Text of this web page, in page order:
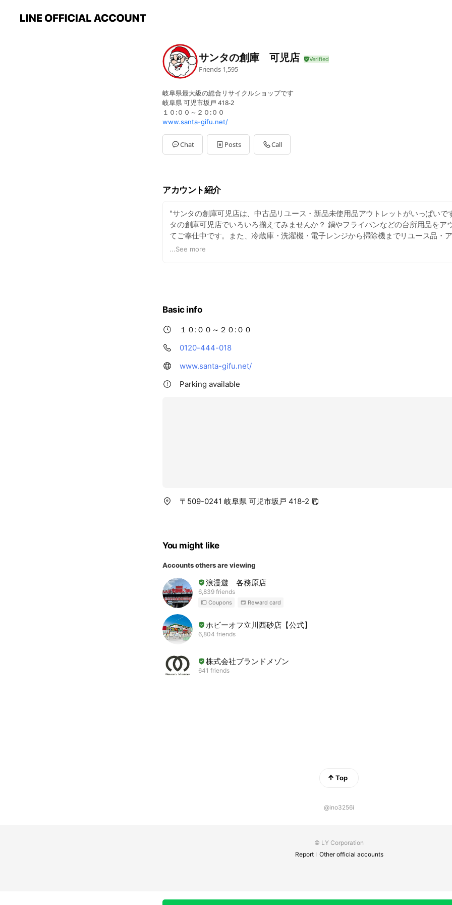
サンタの創庫 可児店
Friends 1,595
岐阜県最大級の総合リサイクルショップです
岐阜県 可児市坂戸 418-2
１０:００～２０:００
www.santa-gifu.net/
Chat Posts Call
アカウント紹介
"サンタの創庫可児店は、中古品リユース・新品未使用品アウトレットがいっぱいで
タの創庫可児店でいろいろ揃えてみませんか？ 鍋やフライパンなどの台所用品をア
てご奉仕中です。また、冷蔵庫・洗濯機・電子レンジから掃除機までリユース品・
取り揃えております。 また、キッチンボード・ダイニングテーブルセットやチェス
ております。 基本家電は製造７年以内のお品・家具は新品ご購入後１０年以内のお
だいております。 （破損品や付属品の欠品・色やけ・特殊な物などはご遠慮いたし
かには、見させて頂いてご遠慮させて頂くケースもございます。 （当店舗での家具
取りはさせて頂いておりませんのでご注意くださいませ。） サンタの創庫では、
アクセサリーやおもちゃ・ソフトなどの物から家具・家電など大きい物まで見させて
す！ （商品により買取が出来ない物もございます！詳しくはお店のスタッフにお尋
フリーダイヤル０１２０－４４４－０１８までお気軽にお問い合わせ下さい！！"
...See more
Basic info
１０:００～２０:００
0120-444-018
www.santa-gifu.net/
Parking available
〒509-0241 岐阜県 可児市坂戸 418-2
You might like
Accounts others are viewing
浪漫遊 各務原店
6,839 friends
Coupons Reward card
ホビーオフ立川西砂店【公式】
6,804 friends
株式会社ブランドメゾン
641 friends
Top
@ino3256i
© LY Corporation
Report
Other official accounts